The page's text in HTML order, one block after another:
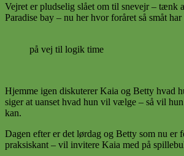
Vejret er pludselig slået om til snevejr – tænk
Paradise bay – nu her hvor foråret så småt
på vej til logik time
Hjemme igen diskuterer Kaia og Betty hvad
siger at uanset hvad hun vil vælge – så vil
kan.
Dagen efter er det lørdag og Betty som nu er
praksiskant – vil invitere Kaia med på